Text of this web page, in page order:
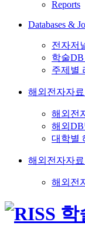
Reports
Databases &
전자저
학술
주제별
해외전자자
해외전
해외
대학별
해외전자자료
해외전